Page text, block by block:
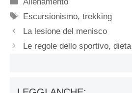
Allenamento
Tag
Escursionismo,trekking
La lesione del menisco
Le regole dello sportivo,